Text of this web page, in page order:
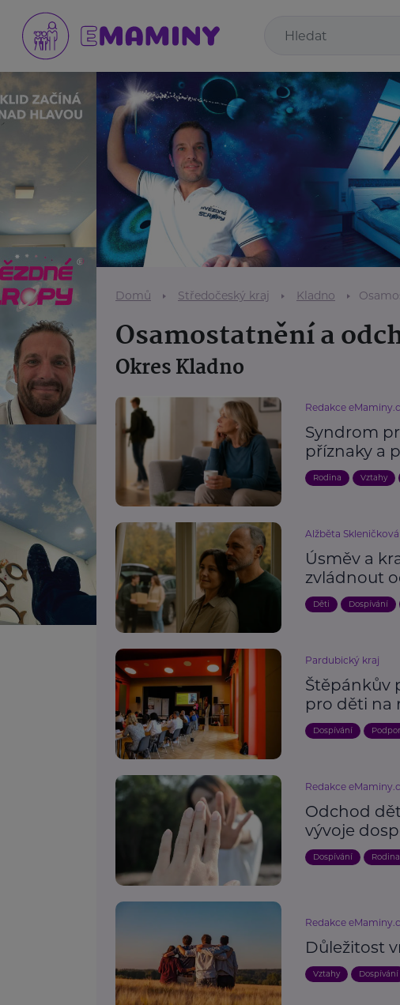
Domů Středočeský kraj Kladno
Osamostatnění a
Okres Kladno
Redakce
Syndrom
příznaky a
Rodina Vztahy
Alžběta Skleničková
Úsměv a
zvládnout
Děti Dospívání
Pardubický kraj
Štěpánkův
pro děti na
Dospívání
Redakce
Odchod
vývoje
Dospívání Rodina
Redakce
Důležitost
Vztahy Dospívání